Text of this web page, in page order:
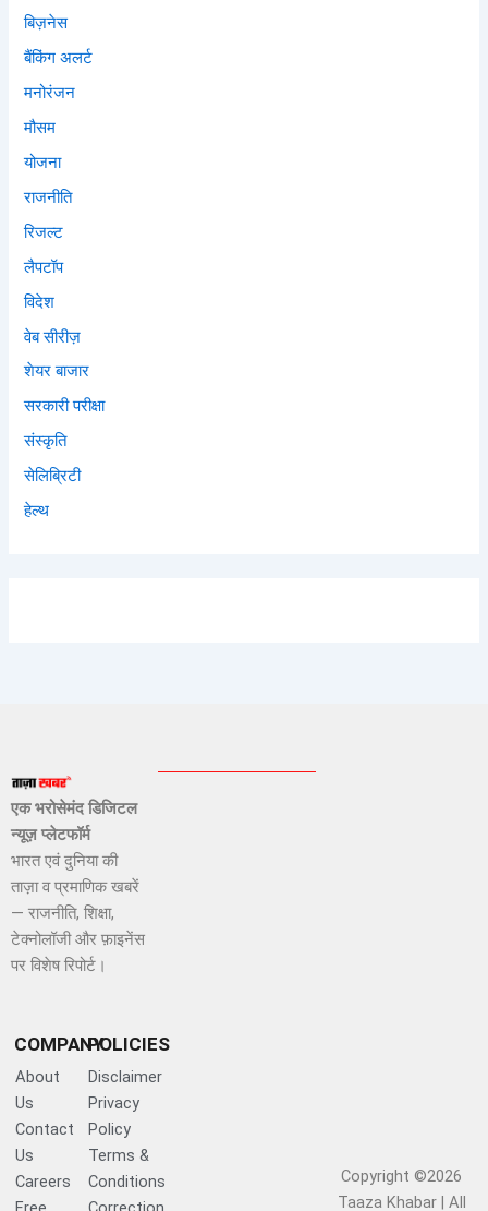
बिज़नेस
बैंकिंग अलर्ट
मनोरंजन
मौसम
योजना
राजनीति
रिजल्ट
लैपटॉप
विदेश
वेब सीरीज़
शेयर बाजार
सरकारी परीक्षा
संस्कृति
सेलिब्रिटी
हेल्थ
एक भरोसेमंद डिजिटल
न्यूज़ प्लेटफॉर्म
भारत एवं दुनिया की
ताज़ा व प्रमाणिक खबरें
— राजनीति, शिक्षा,
टेक्नोलॉजी और फ़ाइनेंस
पर विशेष रिपोर्ट।
COMPANY
About
Us
Contact
Us
Careers
POLICIES
Disclaimer
Privacy
Policy
Terms &
Conditions
Copyright ©2026
Taaza Khabar | All